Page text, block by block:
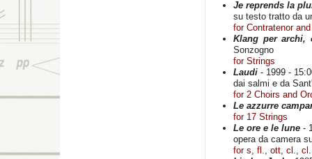
Je reprends la
su testo tratto da
for Contratenor
Klang per archi,
Sonzogno
for Strings
Laudi - 1999 -
dai salmi e da
for 2 Choirs and
Le azzurre
for 17 Strings
Le ore e le lune -
opera da camera
for s, fl., ott, cl.,